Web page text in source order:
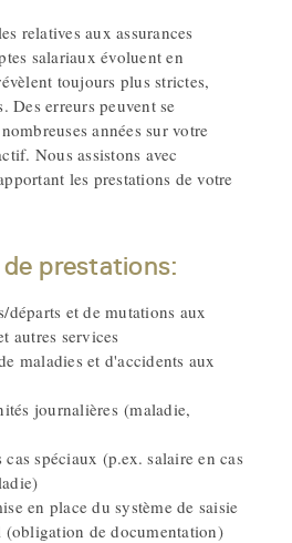
relatives aux assurances
salariaux évoluent en
toujours plus strictes,
Des erreurs peuvent se
années sur votre
Nous assistons avec
les prestations de votre
prestations:
départs et de mutations aux
autres services
maladies et d'accidents aux
journalières (maladie,
spéciaux (p.ex. salaire en cas
en place du système de saisie
(obligation de documentation)